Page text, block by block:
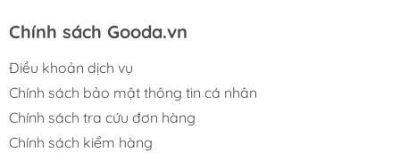
Chính sách Gooda.vn
Điều khoản dịch vụ
Chính sách bảo mật thông tin cá nhân
Chính sách tra cứu đơn hàng
Chính sách kiểm hàng